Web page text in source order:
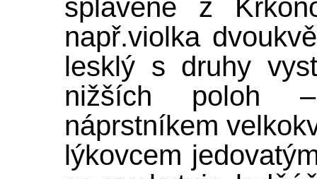
splavené z
např.violka
lesklý s druhy
nižších poloh
náprstníkem
lýkovcem